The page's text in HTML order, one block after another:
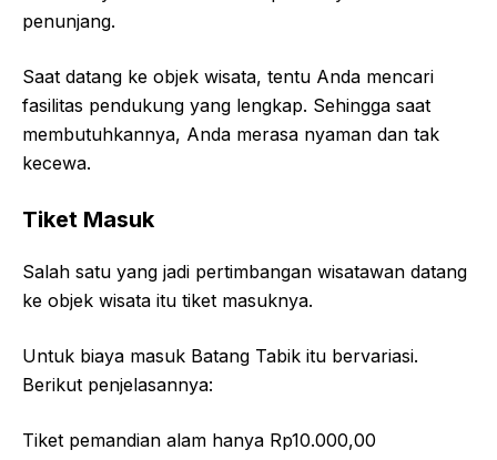
penunjang.
Saat datang ke objek wisata, tentu Anda mencari
fasilitas pendukung yang lengkap. Sehingga saat
membutuhkannya, Anda merasa nyaman dan tak
kecewa.
Tiket Masuk
Salah satu yang jadi pertimbangan wisatawan datang
ke objek wisata itu tiket masuknya.
Untuk biaya masuk Batang Tabik itu bervariasi.
Berikut penjelasannya:
Tiket pemandian alam hanya Rp10.000,00